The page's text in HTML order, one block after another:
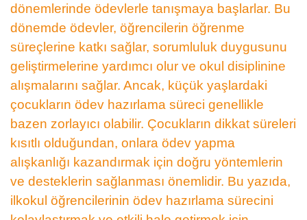
dönemlerinde ödevlerle tanışmaya başlarlar. Bu
dönemde ödevler, öğrencilerin öğrenme
süreçlerine katkı sağlar, sorumluluk duygusunu
geliştirmelerine yardımcı olur ve okul disiplinine
alışmalarını sağlar. Ancak, küçük yaşlardaki
çocukların ödev hazırlama süreci genellikle
bazen zorlayıcı olabilir. Çocukların dikkat süreleri
kısıtlı olduğundan, onlara ödev yapma
alışkanlığı kazandırmak için doğru yöntemlerin
ve desteklerin sağlanması önemlidir. Bu yazıda,
ilkokul öğrencilerinin ödev hazırlama sürecini